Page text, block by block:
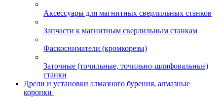
Аксессуары для магнитных сверлильных станков
Запчасти к магнитным сверлильным станкам
Фаскосниматели (кромкорезы)
Заточные (точильные, точильно-шлифовальные)
станки
Дрели и установки алмазного бурения, алмазные
коронки